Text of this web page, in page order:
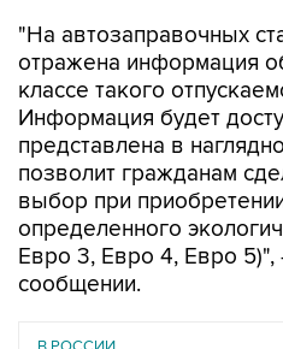
"На автозаправочных
отражена информация
классе такого
Информация будет
представлена в
позволит гражданам
выбор при
определенного
Евро 3, Евро 4, Евро 5)",
сообщении.